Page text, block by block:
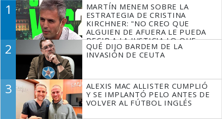
1
MARTÍN MENEM SOBRE LA
ESTRATEGIA DE CRISTINA
KIRCHNER: "NO CREO QUE
ALGUIEN DE AFUERA LE PUEDA
DECIR A LA JUSTICIA LO QUE
TIENE QUE HACER"
2
QUÉ DIJO BARDEM DE LA
INVASIÓN DE CEUTA
3
ALEXIS MAC ALLISTER CUMPLIÓ
Y SE IMPLANTÓ PELO ANTES DE
VOLVER AL FÚTBOL INGLÉS